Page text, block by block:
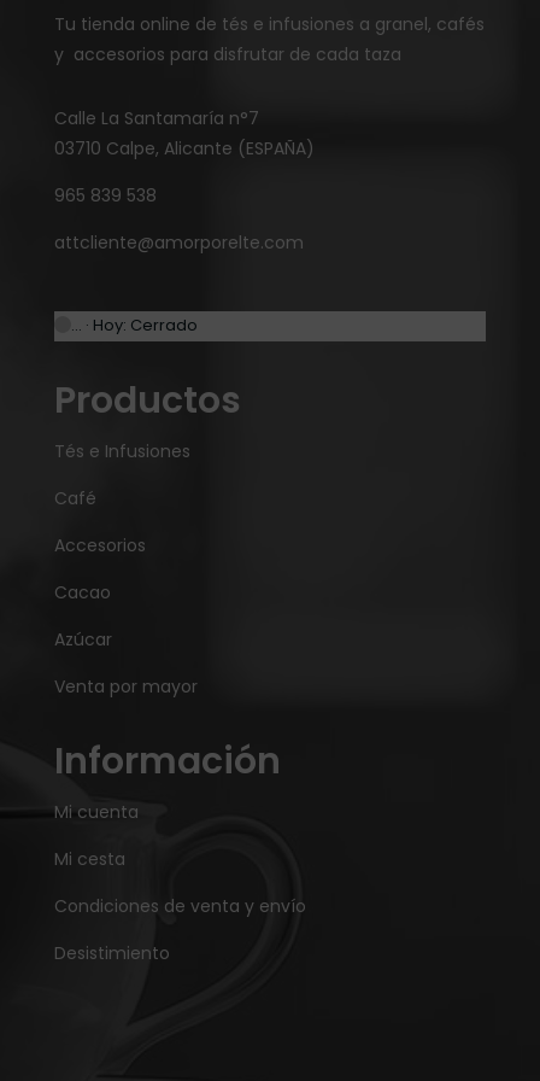
Tu tienda online de tés e infusiones a granel, cafés
y accesorios para disfrutar de cada taza
Calle La Santamaría n°7
03710 Calpe, Alicante (ESPAÑA)
965 839 538
attcliente@amorporelte.com
… · Hoy: Cerrado
Productos
Tés e Infusiones
Café
Accesorios
Cacao
Azúcar
Venta por mayor
Información
Mi cuenta
Mi cesta
Condiciones de venta y envío
Desistimiento